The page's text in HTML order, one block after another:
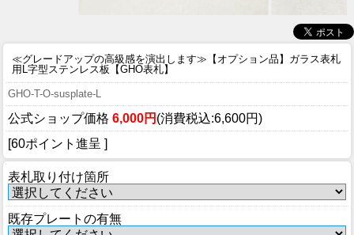
≪グレードアップの高級感を演出します≫ 【オプション品】ガラス表札
用L字型ステンレス板【GHO表札】
GHO-T-O-susplate-L
公式ショップ価格 6,000円 (消費税込:6,600円)
[60ポイント進呈 ]
表札取り付け箇所
既存プレートの有無